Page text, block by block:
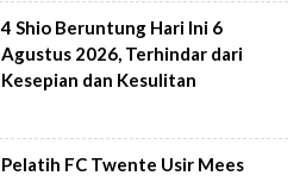
4 Shio Beruntung Hari Ini 6
Agustus 2026, Terhindar dari
Kesepian dan Kesulitan
Pelatih FC Twente Usir Mees